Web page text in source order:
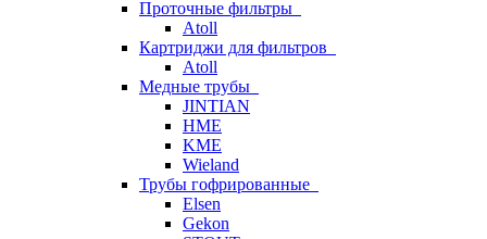
Проточные фильтры
Atoll
Картриджи для фильтров
Atoll
Медные трубы
JINTIAN
HME
KME
Wieland
Трубы гофрированные
Elsen
Gekon